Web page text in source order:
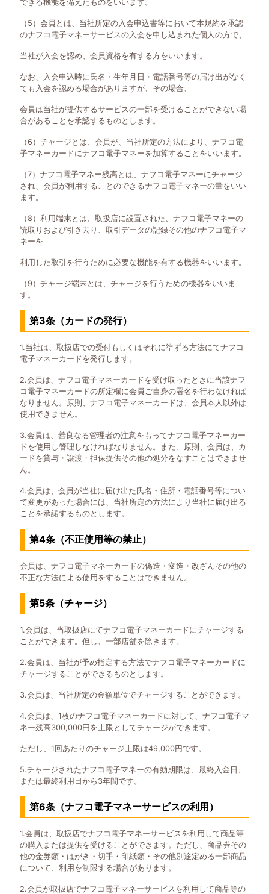
できる機能を備えたものをいいます。
（5）会員とは、当社所定の入会申込書等において本規約を承認
のナフコ電子マネーサービスの入会を申し込まれた個人の方で、
当社が入会を認め、会員資格を有する方をいいます。
なお、入会申込時に氏名・生年月日・電話番号等の届け出がなく
ても入会を認める場合がありますが、その場合、
会員は当社が提供するサービスの一部を受けることができない場
合があることを承認するものとします。
（6）チャージとは、会員が、当社所定の方法により、ナフコ電
子マネーカードにナフコ電子マネーを加算することをいいます。
（7）ナフコ電子マネー残高とは、ナフコ電子マネーにチャージ
され、会員が利用することのできるナフコ電子マネーの量をいい
ます。
（8）利用端末とは、取扱店に設置された、ナフコ電子マネーの
読取りおよび引き去り、取引データの記録その他のナフコ電子マ
ネーを
利用した取引を行うために必要な機能を有する機器をいいます。
（9）チャージ端末とは、チャージを行うための機器をいいま
す。
第3条（カードの発行）
1.当社は、取扱店での受付もしくはそれに準ずる方法にてナフコ
電子マネーカードを発行します。
2.会員は、ナフコ電子マネーカードを受け取ったときに当該ナフ
コ電子マネーカードの所定欄に会員ご自身の署名を行わなければ
なりません。原則、ナフコ電子マネーカードは、会員本人以外は
使用できません。
3.会員は、善良なる管理者の注意をもってナフコ電子マネーカー
ドを使用し管理しなければなりません。また、原則、会員は、カ
ードを貸与・譲渡・担保提供その他の処分をなすことはできませ
ん。
4.会員は、会員が当社に届け出た氏名・住所・電話番号等につい
て変更があった場合には、当社所定の方法により当社に届け出る
ことを承諾するものとします。
第4条（不正使用等の禁止）
会員は、ナフコ電子マネーカードの偽造・変造・改ざんその他の
不正な方法による使用をすることはできません。
第5条（チャージ）
1.会員は、当取扱店にてナフコ電子マネーカードにチャージする
ことができます。但し、一部店舗を除きます。
2.会員は、当社が予め指定する方法でナフコ電子マネーカードに
チャージすることができるものとします。
3.会員は、当社所定の金額単位でチャージすることができます。
4.会員は、1枚のナフコ電子マネーカードに対して、ナフコ電子マ
ネー残高300,000円を上限としてチャージができます。
ただし、1回あたりのチャージ上限は49,000円です。
5.チャージされたナフコ電子マネーの有効期限は、最終入金日、
または最終利用日から3年間です。
第6条（ナフコ電子マネーサービスの利用）
1.会員は、取扱店でナフコ電子マネーサービスを利用して商品等
の購入または提供を受けることができます。ただし、商品券その
他の金券類・はがき・切手・印紙類・その他別途定める一部商品
について、利用を制限する場合があります。
2.会員が取扱店でナフコ電子マネーサービスを利用して商品等の